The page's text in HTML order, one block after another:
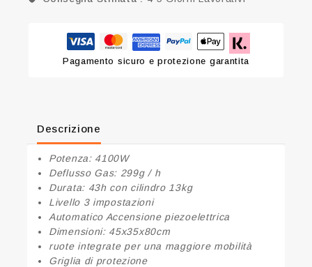
Pagamento sicuro e protezione garantita
Descrizione
Potenza: 4100W
Deflusso Gas: 299g / h
Durata: 43h con cilindro 13kg
Livello 3 impostazioni
Automatico Accensione piezoelettrica
Dimensioni: 45x35x80cm
ruote integrate per una maggiore mobilità
Griglia di protezione